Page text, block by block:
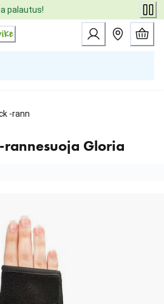
palautus!
-rannesuoja Gloria
rannesuoja Gloria